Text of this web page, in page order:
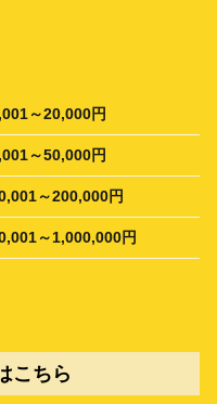
～20,000円
～50,000円
～200,000円
～1,000,000円
こちら